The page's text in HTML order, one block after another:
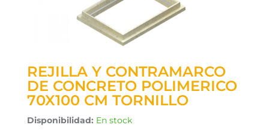
REJILLA Y CONTRAMARCO
DE CONCRETO POLIMERICO
70X100 CM TORNILLO
Disponibilidad: En stock